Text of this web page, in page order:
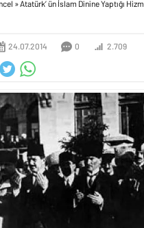
»Atatürk’ ün İslam Dinine Yaptığı
24.07.2014 0 2.709